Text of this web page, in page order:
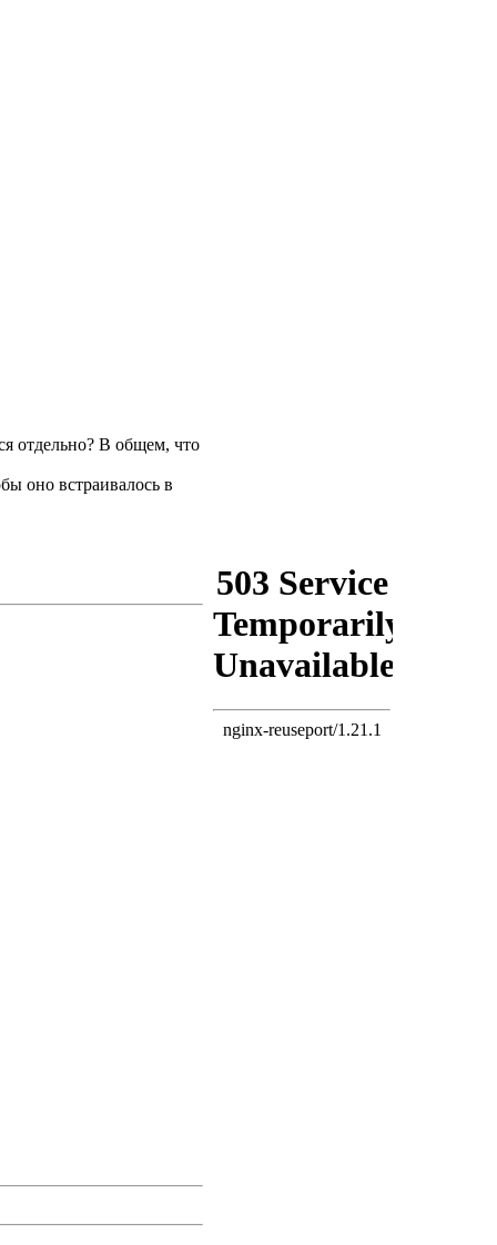
отдельно? В общем, что
оно встраивалось в